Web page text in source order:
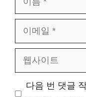
름
메
사
다음 번 댓글